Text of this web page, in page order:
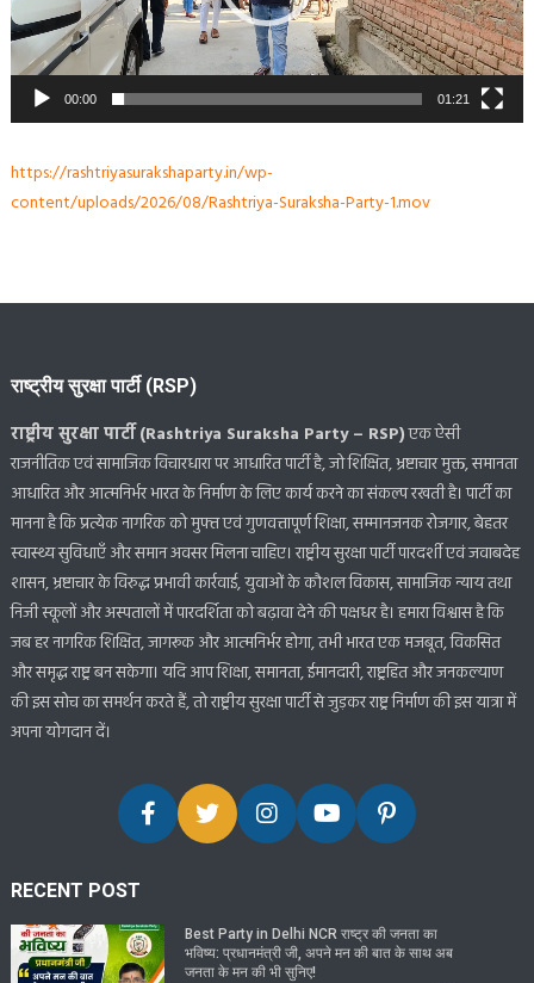
00:00 01:21
https://rashtriyasurakshaparty.in/wp-
content/uploads/2026/08/Rashtriya-Suraksha-Party-1.mov
राष्ट्रीय सुरक्षा पार्टी (RSP)
राष्ट्रीय सुरक्षा पार्टी (Rashtriya Suraksha Party – RSP)एक ऐसी
राजनीतिक एवं सामाजिक विचारधारा पर आधारित पार्टी है, जो शिक्षित, भ्रष्टाचार मुक्त, समानता
आधारित और आत्मनिर्भर भारत के निर्माण के लिए कार्य करने का संकल्प रखती है। पार्टी का
मानना है कि प्रत्येक नागरिक को मुफ्त एवं गुणवत्तापूर्ण शिक्षा, सम्मानजनक रोजगार, बेहतर
स्वास्थ्य सुविधाएँ और समान अवसर मिलना चाहिए। राष्ट्रीय सुरक्षा पार्टी पारदर्शी एवं जवाबदेह
शासन, भ्रष्टाचार के विरुद्ध प्रभावी कार्रवाई, युवाओं के कौशल विकास, सामाजिक न्याय तथा
निजी स्कूलों और अस्पतालों में पारदर्शिता को बढ़ावा देने की पक्षधर है। हमारा विश्वास है कि
जब हर नागरिक शिक्षित, जागरूक और आत्मनिर्भर होगा, तभी भारत एक मजबूत, विकसित
और समृद्ध राष्ट्र बन सकेगा। यदि आप शिक्षा, समानता, ईमानदारी, राष्ट्रहित और जनकल्याण
की इस सोच का समर्थन करते हैं, तो राष्ट्रीय सुरक्षा पार्टी से जुड़कर राष्ट्र निर्माण की इस यात्रा में
अपना योगदान दें।
RECENT POST
Best Party in Delhi NCR राष्ट्र की जनता का
भविष्य: प्रधानमंत्री जी, अपने मन की बात के साथ अब
जनता के मन की भी सुनिए!